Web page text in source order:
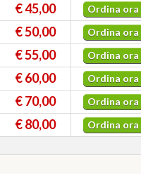
€ 45,00 Ordina ora
€ 50,00 Ordina ora
€ 55,00 Ordina ora
€ 60,00 Ordina ora
€ 70,00 Ordina ora
€ 80,00 Ordina ora